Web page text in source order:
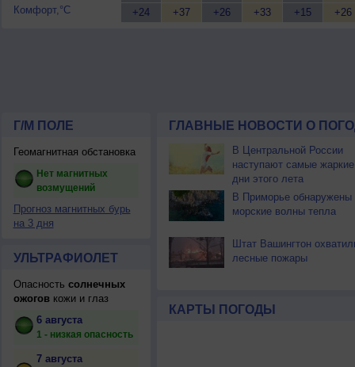
Комфорт,°C
+24
+37
+26
+33
+15
+26
Г/М ПОЛЕ
Геомагнитная обстановка
Нет магнитных
возмущений
Прогноз магнитных бурь
на 3 дня
УЛЬТРАФИОЛЕТ
Опасность солнечных
ожоговкожи и глаз
6 августа
1 - низкая опасность
7 августа
ГЛАВНЫЕ НОВОСТИ О
В Центральной России
наступают самые жаркие
дни этого лета
В Приморье обнаружены
морские волны тепла
Штат Вашингтон
лесные пожары
КАРТЫ ПОГОДЫ